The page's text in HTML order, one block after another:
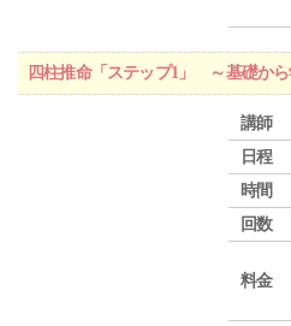
四柱推命「ステップ1」 ～基礎か
講師
日程
時間
回数
料金